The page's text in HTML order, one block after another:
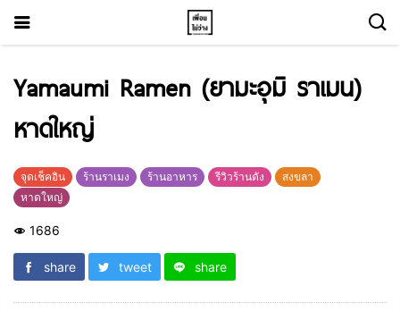
Yamaumi Ramen (ยามะอุมิ ราเมน)
หาดใหญ่
จุดเช็คอิน ร้านราเมง ร้านอาหาร รีวิวร้านดัง
สงขลา
หาดใหญ่
1686
share tweet share